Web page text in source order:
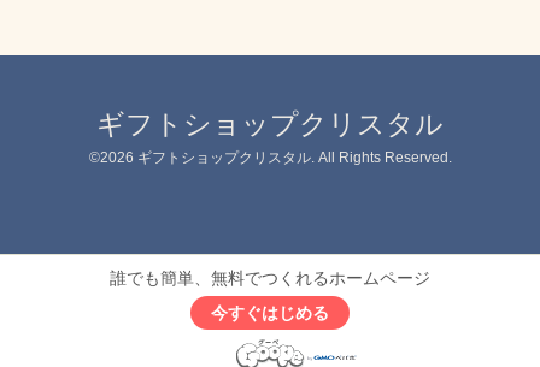
ギフトショップクリスタル
©2026 ギフトショップクリスタル. All Rights Reserved.
誰でも簡単、無料でつくれるホームページ
今すぐはじめる